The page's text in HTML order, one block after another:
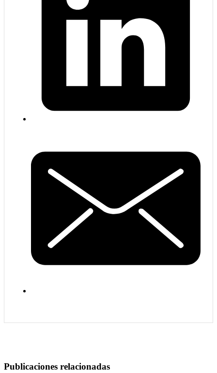
Publicaciones relacionadas